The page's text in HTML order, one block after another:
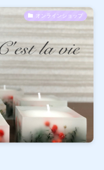
オンラインショップ